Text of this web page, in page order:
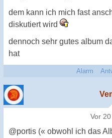
dem kann ich mich fast
diskutiert wird
dennoch sehr gutes album
hat
Alarm
Vor
@portis (« obwohl ich das